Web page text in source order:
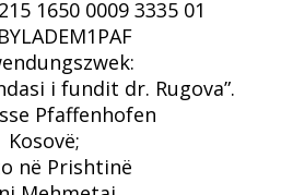
1650 0009 3335 01
i fundit dr. Rugova”.
Pfaffenhofen
Kosovë;
në Prishtinë